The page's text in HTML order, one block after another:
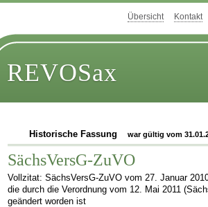
Übersicht Kontakt
REVOSax
Historische Fassung war gültig vom
SächsVersG-ZuVO
Vollzitat: SächsVersG-ZuVO vom 27. Januar
die durch die Verordnung vom 12. Mai 2011
geändert worden ist